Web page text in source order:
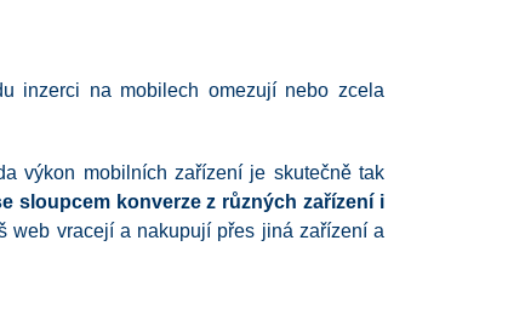
inzerci na mobilech omezují nebo zcela
výkon mobilních zařízení je skutečně tak
sloupcem konverze z různých zařízení i
web vracejí a nakupují přes jiná zařízení a